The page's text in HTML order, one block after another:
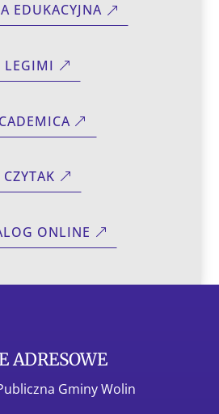
EDUKACYJNA
LEGIMI
CZYTAK
ONLINE
ADRESOWE
Gminy Wolin